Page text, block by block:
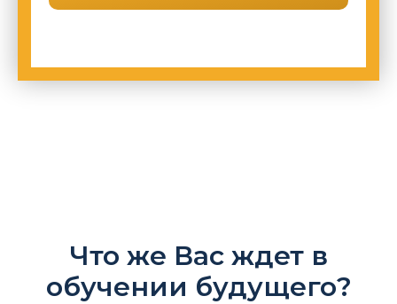
Что же Вас ждет в
обучении будущего?